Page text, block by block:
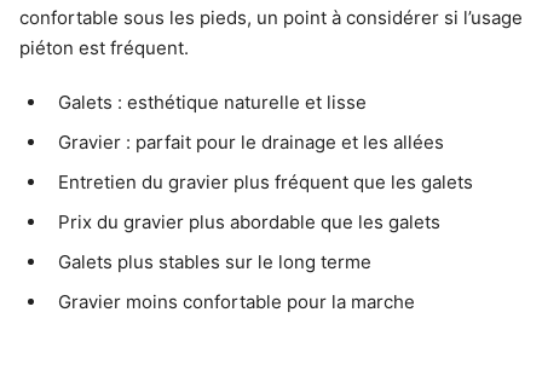
confortable sous les pieds, un point à considérer si l’usage
piéton est fréquent.
Galets : esthétique naturelle et lisse
Gravier : parfait pour le drainage et les allées
Entretien du gravier plus fréquent que les galets
Prix du gravier plus abordable que les galets
Galets plus stables sur le long terme
Gravier moins confortable pour la marche